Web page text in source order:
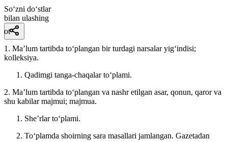
So‘zni do‘stlar
bilan ulashing
ot
1. Maʼlum tartibda toʻplangan bir turdagi narsalar yigʻindisi;
kolleksiya.
Qadimgi tanga-chaqalar toʻplami.
2. Maʼlum tartibda toʻplangan va nashr etilgan asar, qonun, qaror va
shu kabilar majmui; majmua.
Sheʼrlar toʻplami.
Toʻplamda shoirning sara masallari jamlangan. Gazetadan